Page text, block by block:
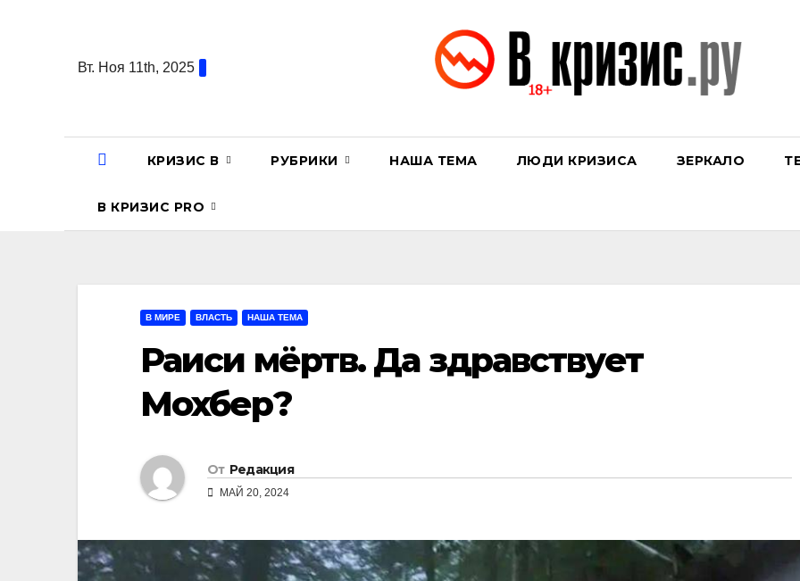
содержаниюВт. Ноя 11th, 2025
КРИЗИС В РУБРИКИ НАША ТЕМА ЛЮДИ КРИЗИСА ЗЕРКАЛО
В КРИЗИС PRO
В МИРЕ ВЛАСТЬ НАША ТЕМА
Раиси мёртв. Да здравствует
Мохбер?
От Редакция
МАЙ 20, 2024